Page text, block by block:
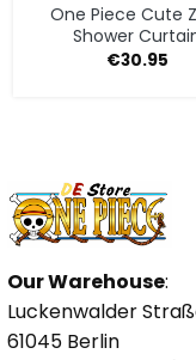
One Piece Cute
Shower
€30.95
Our Warehouse:
Luckenwalder
61045 Berlin